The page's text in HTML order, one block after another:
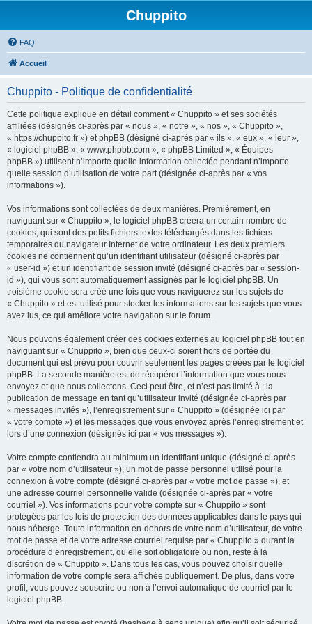
Chuppito
FAQ
Accueil
Chuppito - Politique de confidentialité
Cette politique explique en détail comment « Chuppito » et ses sociétés
affiliées (désignés ci-après par « nous », « notre », « nos », « Chuppito »,
« https://chuppito.fr ») et phpBB (désigné ci-après par « ils », « eux », « leur »,
« logiciel phpBB », « www.phpbb.com », « phpBB Limited », « Équipes
phpBB ») utilisent n’importe quelle information collectée pendant n’importe
quelle session d’utilisation de votre part (désignée ci-après par « vos
informations »).
Vos informations sont collectées de deux manières. Premièrement, en
naviguant sur « Chuppito », le logiciel phpBB créera un certain nombre de
cookies, qui sont des petits fichiers textes téléchargés dans les fichiers
temporaires du navigateur Internet de votre ordinateur. Les deux premiers
cookies ne contiennent qu’un identifiant utilisateur (désigné ci-après par
« user-id ») et un identifiant de session invité (désigné ci-après par « session-
id »), qui vous sont automatiquement assignés par le logiciel phpBB. Un
troisième cookie sera créé une fois que vous naviguerez sur les sujets de
« Chuppito » et est utilisé pour stocker les informations sur les sujets que vous
avez lus, ce qui améliore votre navigation sur le forum.
Nous pouvons également créer des cookies externes au logiciel phpBB tout en
naviguant sur « Chuppito », bien que ceux-ci soient hors de portée du
document qui est prévu pour couvrir seulement les pages créées par le logiciel
phpBB. La seconde manière est de récupérer l’information que vous nous
envoyez et que nous collectons. Ceci peut être, et n’est pas limité à : la
publication de message en tant qu’utilisateur invité (désignée ci-après par
« messages invités »), l’enregistrement sur « Chuppito » (désignée ici par
« votre compte ») et les messages que vous envoyez après l’enregistrement et
lors d’une connexion (désignés ici par « vos messages »).
Votre compte contiendra au minimum un identifiant unique (désigné ci-après
par « votre nom d’utilisateur »), un mot de passe personnel utilisé pour la
connexion à votre compte (désigné ci-après par « votre mot de passe »), et
une adresse courriel personnelle valide (désignée ci-après par « votre
courriel »). Vos informations pour votre compte sur « Chuppito » sont
protégées par les lois de protection des données applicables dans le pays qui
nous héberge. Toute information en-dehors de votre nom d’utilisateur, de votre
mot de passe et de votre adresse courriel requise par « Chuppito » durant la
procédure d’enregistrement, qu’elle soit obligatoire ou non, reste à la
discrétion de « Chuppito ». Dans tous les cas, vous pouvez choisir quelle
information de votre compte sera affichée publiquement. De plus, dans votre
profil, vous pouvez souscrire ou non à l’envoi automatique de courriel par le
logiciel phpBB.